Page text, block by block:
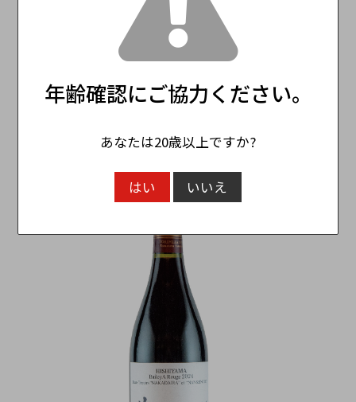
SOLD OUT
年齢確認にご協力ください。
あなたは20歳以上ですか?
はい いいえ